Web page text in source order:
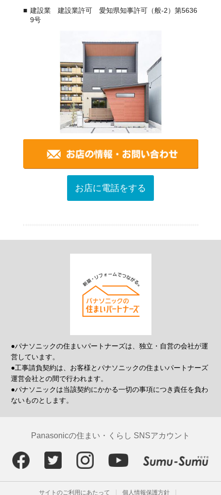
建設業 建設業許可 愛知県知事許可（般-2）第5636
9号
お店に電話をする
●パナソニックの住まいパートナーズは、独立・自営の会社が運
営しています。
●工事請負契約は、お客様とパナソニックの住まいパートナーズ
運営会社との間で行われます。
●パナソニックは当該契約にかかる一切の事項につき責任を負わ
ないものとします。
Panasonicの住まい・くらし SNSアカウント
サイトのご利用にあたって 個人情報保護方針